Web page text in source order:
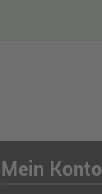
Mein Konto